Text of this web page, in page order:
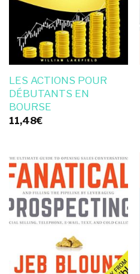
LES ACTIONS POUR
DÉBUTANTS EN
BOURSE
11,48€